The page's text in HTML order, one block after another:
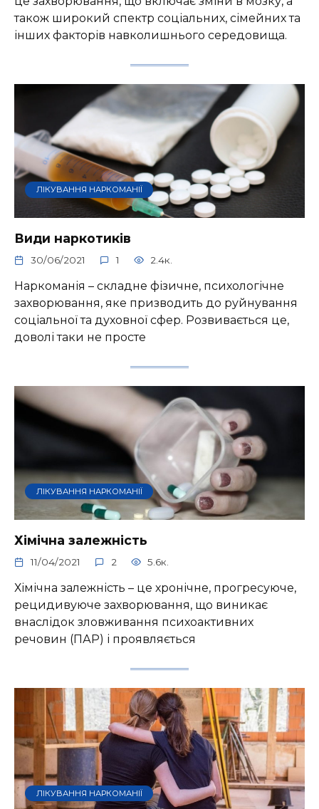
також широкий спектр соціальних, сімейних та
інших факторів навколишнього середовища.
ЛІКУВАННЯ НАРКОМАНІЇ
Види наркотиків
30/06/2021 1 2.4к.
Наркоманія – складне фізичне, психологічне
захворювання, яке призводить до руйнування
соціальної та духовної сфер. Розвивається це,
доволі таки не просте
ЛІКУВАННЯ НАРКОМАНІЇ
Хімічна залежність
11/04/2021 2 5.6к.
Хімічна залежність – це хронічне, прогресуюче,
рецидивуюче захворювання, що виникає
внаслідок зловживання психоактивних
речовин (ПАР) і проявляється
ЛІКУВАННЯ НАРКОМАНІЇ